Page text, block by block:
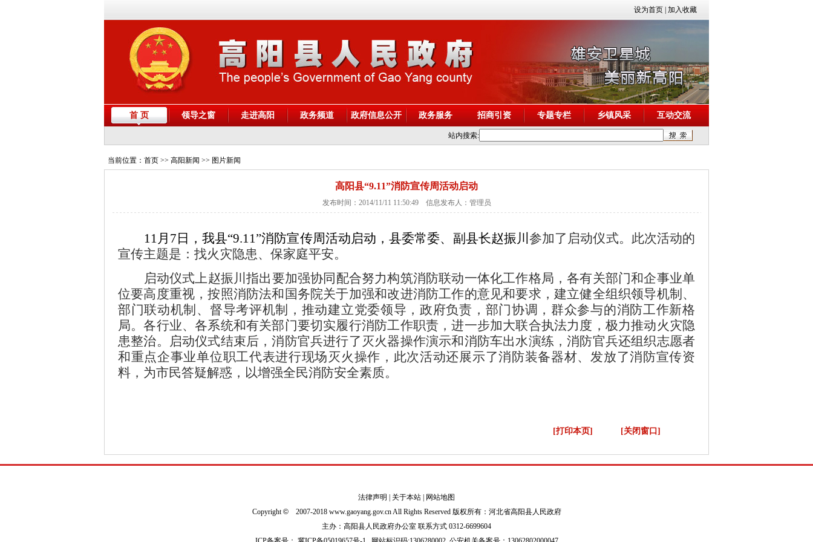
设为首页 加入收藏
首 页 领导之窗 走进高阳 政务频道 政府信息公开 政务服务 招商引资 专题专栏 乡镇风采 互动交流
站内搜索:
当前位置： 首页 >> 高阳新闻 >> 图片新闻
高阳县“9.11”消防宣传周活动启动
发布时间：2014/11/11 11:50:49 信息发布人：管理员
11月7日，我县“9.11”消防宣传周活动启动，县委常委、副县长赵振川参加了启动仪式。此次活动的
宣传主题是：找火灾隐患、保家庭平安。
启动仪式上赵振川指出要加强协同配合努力构筑消防联动一体化工作格局，各有关部门和企事业单
位要高度重视，按照消防法和国务院关于加强和改进消防工作的意见和要求，建立健全组织领导机制、
部门联动机制、督导考评机制，推动建立党委领导，政府负责，部门协调，群众参与的消防工作新格
局。各行业、各系统和有关部门要切实履行消防工作职责，进一步加大联合执法力度，极力推动火灾隐
患整治。启动仪式结束后，消防官兵进行了灭火器操作演示和消防车出水演练，消防官兵还组织志愿者
和重点企事业单位职工代表进行现场灭火操作，此次活动还展示了消防装备器材、发放了消防宣传资
料，为市民答疑解惑，以增强全民消防安全素质。
[打印本页] [关闭窗口]
法律声明 关于本站
网站地图
Copyright©2007-2018 www.gaoyang.gov.cn All Rights Reserved 版权所有：河北省高阳县人民政府
主办：高阳县人民政府办公室 联系方式 0312-6699604